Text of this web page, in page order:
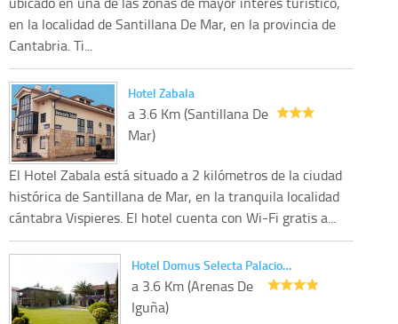
en la localidad de Santillana De Mar, en la provincia de
Cantabria. Ti...
Hotel Zabala
a 3.6 Km (Santillana De
Mar)
El Hotel Zabala está situado a 2 kilómetros de la ciudad
histórica de Santillana de Mar, en la tranquila localidad
cántabra Vispieres. El hotel cuenta con Wi-Fi gratis a...
Hotel Domus Selecta Palacio…
a 3.6 Km (Arenas De
Iguña)